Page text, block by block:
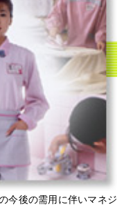
今後の需用に伴いマネジ